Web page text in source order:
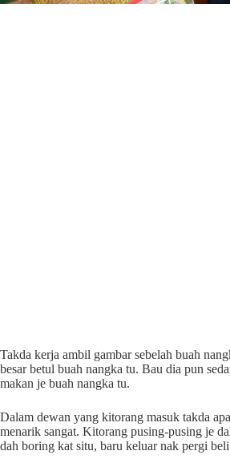
Takda kerja ambil gambar sebelah buah
besar betul buah nangka tu. Bau dia pun
makan je buah nangka tu.
Dalam dewan yang kitorang masuk takda
menarik sangat. Kitorang pusing-pusing je
dah boring kat situ, baru keluar nak pergi